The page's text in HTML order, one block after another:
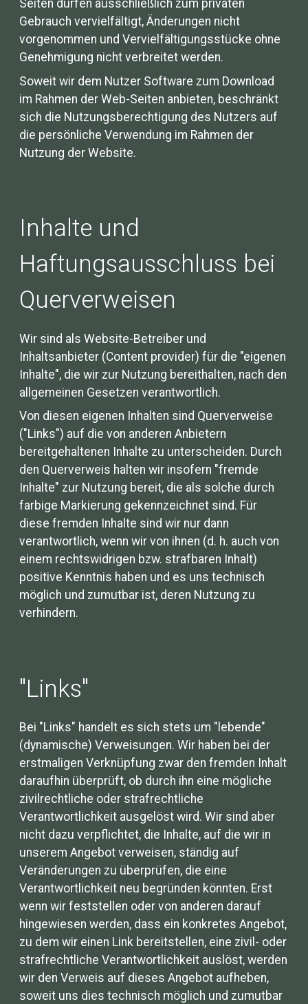
Seiten dürfen ausschließlich zum privaten
Gebrauch vervielfältigt, Änderungen nicht
vorgenommen und Vervielfältigungsstücke ohne
Genehmigung nicht verbreitet werden.
Soweit wir dem Nutzer Software zum Download
im Rahmen der Web-Seiten anbieten, beschränkt
sich die Nutzungsberechtigung des Nutzers auf
die persönliche Verwendung im Rahmen der
Nutzung der Website.
Inhalte und
Haftungsausschluss bei
Querverweisen
Wir sind als Website-Betreiber und
Inhaltsanbieter (Content provider) für die "eigenen
Inhalte", die wir zur Nutzung bereithalten, nach den
allgemeinen Gesetzen verantwortlich.
Von diesen eigenen Inhalten sind Querverweise
("Links") auf die von anderen Anbietern
bereitgehaltenen Inhalte zu unterscheiden. Durch
den Querverweis halten wir insofern "fremde
Inhalte" zur Nutzung bereit, die als solche durch
farbige Markierung gekennzeichnet sind. Für
diese fremden Inhalte sind wir nur dann
verantwortlich, wenn wir von ihnen (d. h. auch von
einem rechtswidrigen bzw. strafbaren Inhalt)
positive Kenntnis haben und es uns technisch
möglich und zumutbar ist, deren Nutzung zu
verhindern.
"Links"
Bei "Links" handelt es sich stets um "lebende"
(dynamische) Verweisungen. Wir haben bei der
erstmaligen Verknüpfung zwar den fremden Inhalt
daraufhin überprüft, ob durch ihn eine mögliche
zivilrechtliche oder strafrechtliche
Verantwortlichkeit ausgelöst wird. Wir sind aber
nicht dazu verpflichtet, die Inhalte, auf die wir in
unserem Angebot verweisen, ständig auf
Veränderungen zu überprüfen, die eine
Verantwortlichkeit neu begründen könnten. Erst
wenn wir feststellen oder von anderen darauf
hingewiesen werden, dass ein konkretes Angebot,
zu dem wir einen Link bereitstellen, eine zivil- oder
strafrechtliche Verantwortlichkeit auslöst, werden
wir den Verweis auf dieses Angebot aufheben,
soweit uns dies technisch möglich und zumutbar